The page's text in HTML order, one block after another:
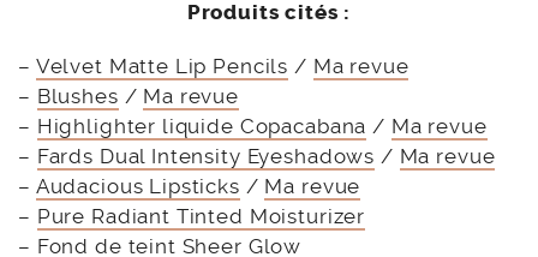
Produits cités :
– Velvet Matte Lip Pencils / Ma revue
– Blushes / Ma revue
– Highlighter liquide Copacabana / Ma revue
– Fards Dual Intensity Eyeshadows / Ma revue
– Audacious Lipsticks / Ma revue
– Pure Radiant Tinted Moisturizer
– Fond de teint Sheer Glow